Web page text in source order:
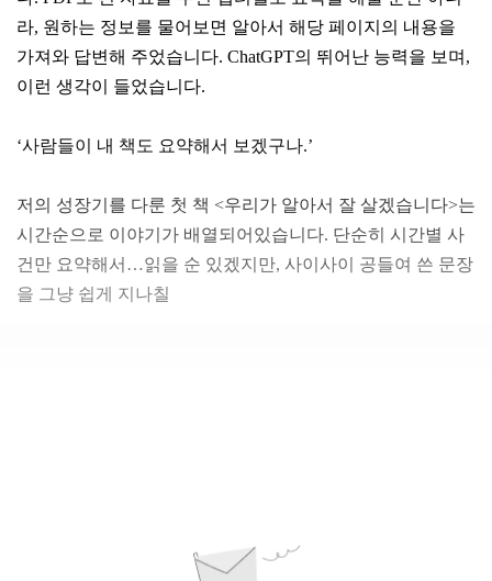
라, 원하는 정보를 물어보면 알아서 해당 페이지의 내용을
가져와 답변해 주었습니다. ChatGPT의 뛰어난 능력을 보며,
이런 생각이 들었습니다.
‘사람들이 내 책도 요약해서 보겠구나.’
저의 성장기를 다룬 첫 책 <우리가 알아서 잘 살겠습니다>는
시간순으로 이야기가 배열되어있습니다. 단순히 시간별 사
건만 요약해서…읽을 순 있겠지만, 사이사이 공들여 쓴 문장
을 그냥 쉽게 지나칠